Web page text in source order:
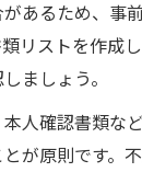
あるため、事
リストを作成
ましょう。
人確認書類な
が原則です。